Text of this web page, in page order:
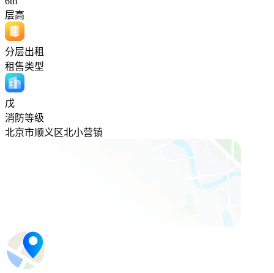
层高
分层出租
租售类型
戊
消防等级
北京市顺义区北小营镇